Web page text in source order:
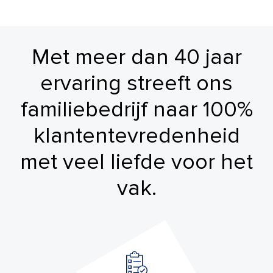
Met meer dan 40 jaar
ervaring streeft ons
familiebedrijf naar 100%
klantentevredenheid
met veel liefde voor het
vak.